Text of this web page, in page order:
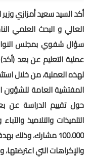
أكد السيد سعيد أمزازي وزير
العالي و البحث العلمي
عملية التعليم عن بعد (أكد)
لهذه العملية، من خلال
المفتشية العامة للشؤون
حول تقييم الدراسة
التلميذات والتلاميذ
100.000 مشارك،
والإكراهات التي